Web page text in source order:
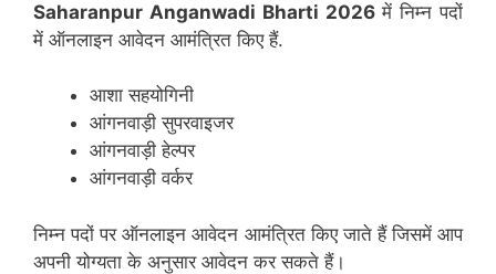
Saharanpur Anganwadi Bharti 2026में निम्न पदों
में ऑनलाइन आवेदन आमंत्रित किए हैं.
आशा सहयोगिनी
आंगनवाड़ी सुपरवाइजर
आंगनवाड़ी हेल्पर
आंगनवाड़ी वर्कर
निम्न पदों पर ऑनलाइन आवेदन आमंत्रित किए जाते हैं जिसमें आप
अपनी योग्यता के अनुसार आवेदन कर सकते हैं।